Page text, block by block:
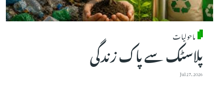
ماحولیات
پلاسٹک سے پاک زندگی
Jul 27, 2026